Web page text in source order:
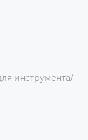
инструмента/